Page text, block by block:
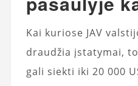
Kai kuriose JAV
draudžia įstatymai,
gali siekti iki 20 000